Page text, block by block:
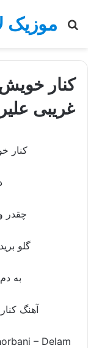
موزیک
جستجو
کنار
غریبی
کنار
چقدر
گلو
به
آهنگ
– Delam